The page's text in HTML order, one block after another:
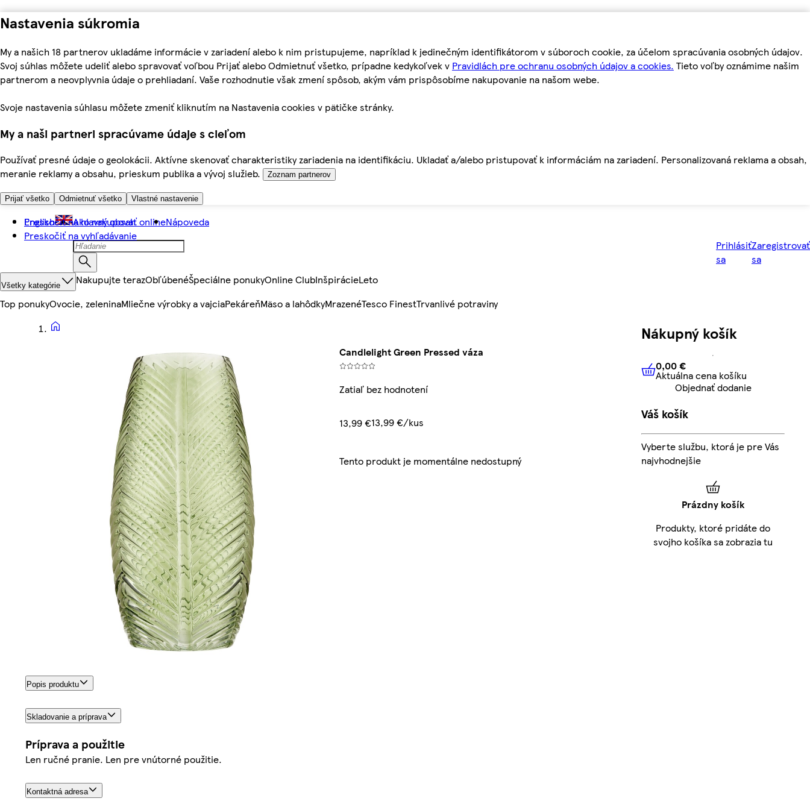
Nastavenia súkromia
My a našich 18 partnerov ukladáme informácie v zariadení alebo k nim pristupujeme, napríklad k jedinečným identifikátorom v súboroch cookie, za účelom spracúvania osobných údajov.
Svoj súhlas môžete udeliť alebo spravovať voľbou Prijať alebo Odmietnuť všetko, prípadne kedykoľvek v Pravidlách pre ochranu osobných údajov a cookies. Tieto voľby oznámime našim
partnerom a neovplyvnia údaje o prehliadaní. Vaše rozhodnutie však zmení spôsob, akým vám prispôsobíme nakupovanie na našom webe.
Svoje nastavenia súhlasu môžete zmeniť kliknutím na Nastavenia cookies v pätičke stránky.
My a naši partneri spracúvame údaje s cieľom
Používať presné údaje o geolokácii. Aktívne skenovať charakteristiky zariadenia na identifikáciu. Ukladať a/alebo pristupovať k informáciám na zariadení. Personalizovaná reklama a obsah,
meranie reklamy a obsahu, prieskum publika a vývoj služieb.
Zoznam partnerov
Prijať všetko Odmietnuť všetko Vlastné nastavenie
Preskočiť na hlavný obsah
Preskočiť na vyhľadávanie
English Ako nakupovať onlineNápoveda
Prihlásiť
sa
Zaregistrovať
sa
Všetky kategórie Nakupujte terazObľúbenéŠpeciálne ponukyOnline ClubInšpirácieLeto
Top ponukyOvocie, zeleninaMliečne výrobky a vajciaPekáreňMäso a lahôdkyMrazenéTesco FinestTrvanlivé potraviny
Candlelight Green Pressed váza
Zatiaľ bez hodnotení
13,99 €13,99 €/kus
Tento produkt je momentálne nedostupný
Popis produktu
Skladovanie a príprava
Príprava a použitie
Len ručné pranie. Len pre vnútorné použitie.
Kontaktná adresa
Nákupný košík
0,00 € Aktuálna cena košíku
0,00 €
Aktuálna cena košíku
Objednať dodanie
Váš košík
Vyberte službu, ktorá je pre Vás
najvhodnejšie
Prázdny košík
Produkty, ktoré pridáte do
svojho košíka sa zobrazia tu